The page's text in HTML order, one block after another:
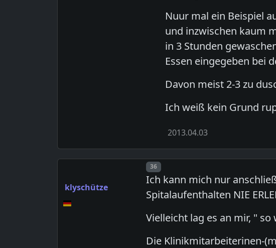
Nuur mal ein Beispiel
und inzwischen kaum
in 3 Stunden
Essen eingegeben bei
Davon meist 2-3 zu
Ich weiß kein Grund
2013.04.03
klyschütze
Post number
36
Ich kann mich nur
Spitalaufenthalten NIE
Vielleicht lag es an mir, "
Die Klinikmitarbeiterinen-